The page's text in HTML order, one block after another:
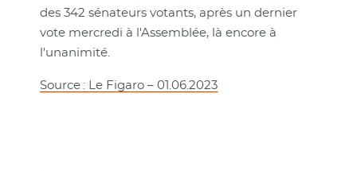
des 342 sénateurs votants, après un dernier
vote mercredi à l'Assemblée, là encore à
l'unanimité.
Source : Le Figaro – 01.06.2023